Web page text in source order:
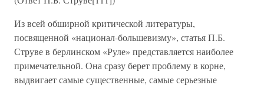
Из всей обширной критической литературы,
посвященной «национал-большевизму», статья П.Б.
Струве в берлинском «Руле» представляется наиболее
примечательной. Она сразу берет проблему в корне,
выдвигает самые существенные, самые серьезные